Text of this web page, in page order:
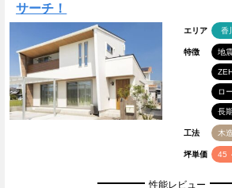
サーチ！
エリア 香
特徴 地
ロ
長
工法 木
坪単価 45
性能レビュー